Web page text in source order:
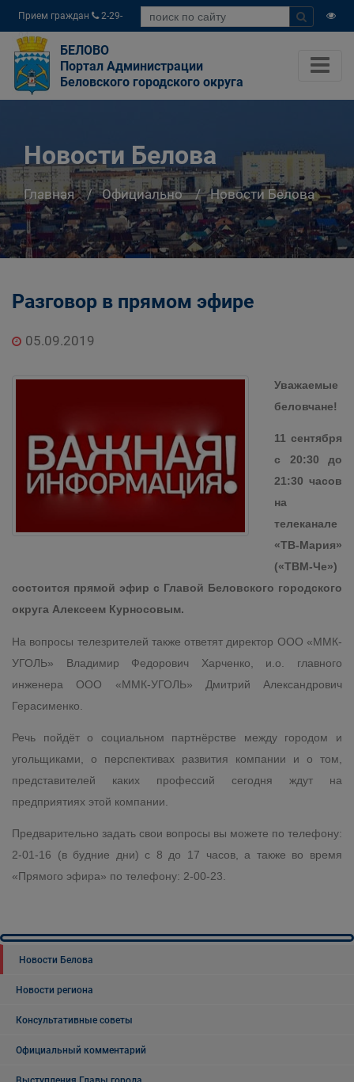
Прием граждан
2-29-
04
БЕЛОВО
Портал Администрации
Беловского городского округа
Новости Белова
Главная Официально Новости Белова
Разговор в прямом эфире
05.09.2019
Уважаемые
беловчане!
11 сентября
с 20:30 до
21:30 часов
на
телеканале
«ТВ-Мария»
(«ТВМ-Че»)
состоится прямой эфир с Главой Беловского городского
округа Алексеем Курносовым.
На вопросы телезрителей также ответят директор ООО «ММК-
УГОЛЬ» Владимир Федорович Харченко, и.о. главного
инженера ООО «ММК-УГОЛЬ» Дмитрий Александрович
Герасименко.
Речь пойдёт о социальном партнёрстве между городом и
угольщиками, о перспективах развития компании и о том,
представителей каких профессий сегодня ждут на
предприятиях этой компании.
Предварительно задать свои вопросы вы можете по телефону:
2-01-16 (в будние дни) с 8 до 17 часов, а также во время
«Прямого эфира» по телефону: 2-00-23.
Новости Белова
Новости региона
Консультативные советы
Официальный комментарий